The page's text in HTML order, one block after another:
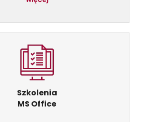
Szkolenia
MS Office